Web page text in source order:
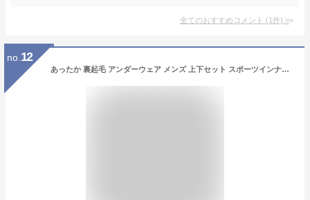
全てのおすすめコメント (1件) >
no. 12
あったか 裏起毛 アンダーウェア メンズ 上下セット スポーツインナー エーディーワン A.D.ONE 厚手 マジック ヒート コンプレッション 加圧シャツ 保温 暖かい 極暖 防寒 吸汗 速乾 ストレッチ 野球 サッカー ゴルフ 男 紳士